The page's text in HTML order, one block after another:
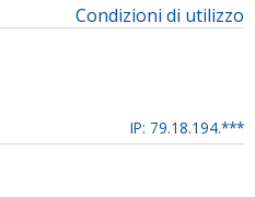
Condizioni di utilizzo
IP: 79.18.194.***